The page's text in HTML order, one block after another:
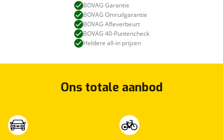
BOVAG Garantie
BOVAG Omruilgarantie
BOVAG Afleverbeurt
BOVAG 40-Puntencheck
Heldere all-in prijzen
Ons totale aanbod